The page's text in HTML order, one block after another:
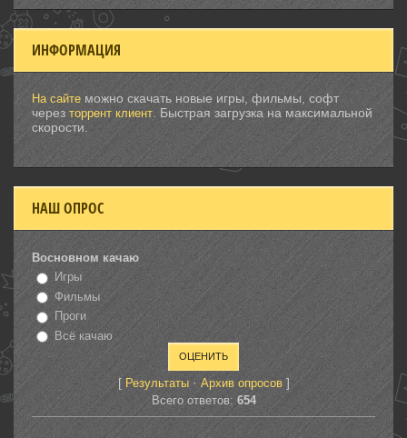
ИНФОРМАЦИЯ
На сайте можно скачать новые игры, фильмы, софт
через торрент клиент . Быстрая загрузка на максимальной
скорости.
НАШ ОПРОС
Восновном качаю
Игры
Фильмы
Проги
Всё качаю
[ Результаты· Архив опросов]
Всего ответов: 654